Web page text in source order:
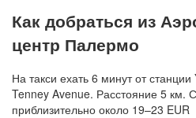
Как добраться из
центр Палермо
На такси ехать 6 минут от
Tenney Avenue. Расстояние 5 км.
приблизительно около 19–23 EUR